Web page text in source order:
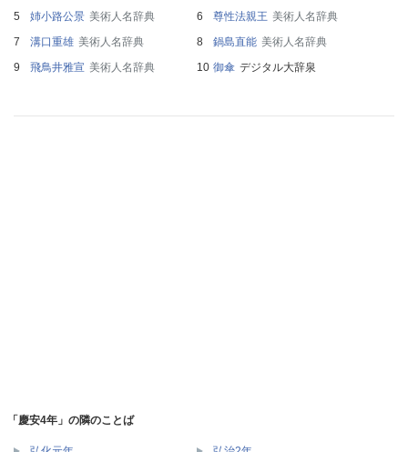
姉小路公景 美術人名辞典 尊性法親王 美術人名辞典
溝口重雄 美術人名辞典 鍋島直能 美術人名辞典
飛鳥井雅宣 美術人名辞典 御傘 デジタル大辞泉
「慶安4年」の隣のことば